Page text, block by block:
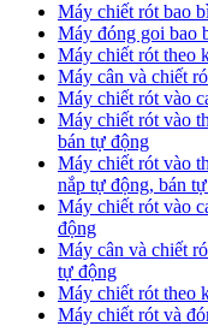
Máy chiết rót bao
Máy đóng goi bao
Máy chiết rót theo
Máy cân và chiết
Máy chiết rót vào
Máy chiết rót vào
bán tự động
Máy chiết rót vào
nắp tự động, bán
Máy chiết rót vào
động
Máy cân và chiết
tự động
Máy chiết rót theo
Máy chiết rót và